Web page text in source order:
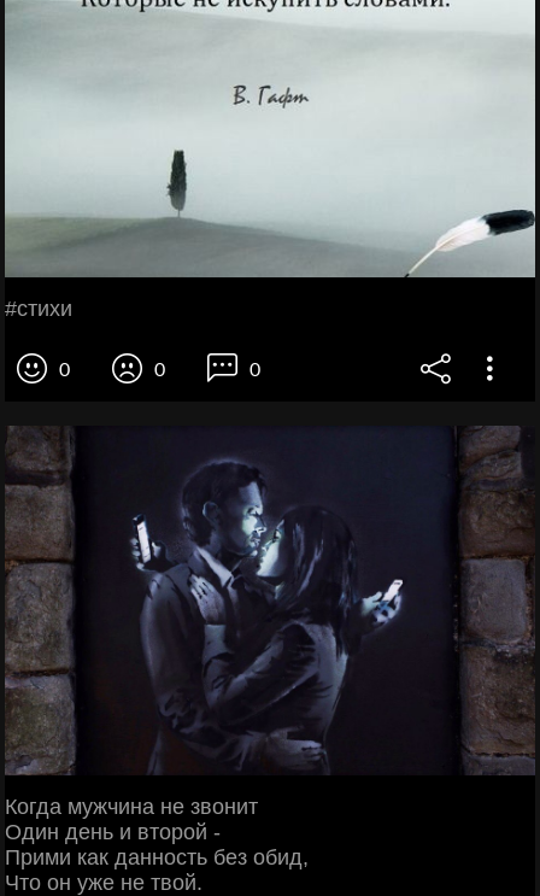
#стихи
0 0 0
Когда мужчина не звонит
Один день и второй -
Прими как данность без обид,
Что он уже не твой.